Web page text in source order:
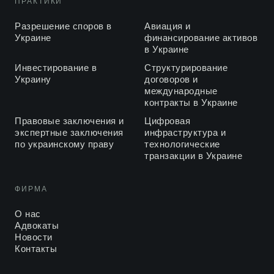
Особенности авиационного финансирования, ULF 2019 2019
Опыт Канады в корпоративном управлении: принцип
многообразия
Геннадий Цират о недействительности арбитражного
Недостатки проекта Закона Украины о франчайзинге
Екатерина Цират об актуальных проблемах
центральноевропейских арбитражах», Legal High School
Насущные проблемы суда по вопросам
интеллектуальной собственности
Разрешение споров в
Украине
Авиация и
финансирование активов
в Украине
Инвестирование в
Украину
Структурирование
договоров и
международные
контракты в Украине
Правовые заключения и
экспертные заключения
по украинскому праву
Цифровая
инфраструктура и
технологические
транзакции в Украине
ФИРМА
О нас
Адвокаты
Новости
Контакты